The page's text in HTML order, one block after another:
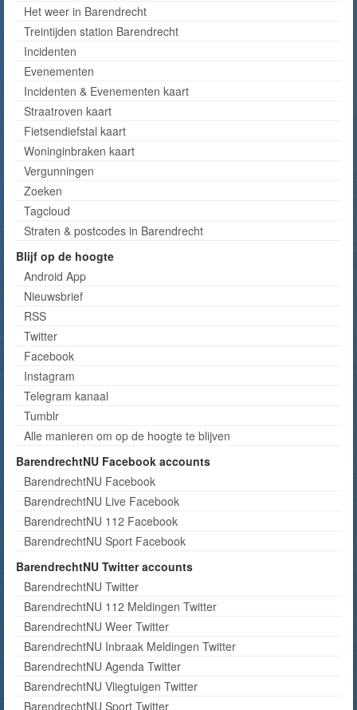
Het weer in Barendrecht
Treintijden station Barendrecht
Incidenten
Evenementen
Incidenten & Evenementen kaart
Straatroven kaart
Fietsendiefstal kaart
Woninginbraken kaart
Vergunningen
Zoeken
Tagcloud
Straten & postcodes in Barendrecht
Blijf op de hoogte
Android App
Nieuwsbrief
RSS
Twitter
Facebook
Instagram
Telegram kanaal
Tumblr
Alle manieren om op de hoogte te blijven
BarendrechtNU Facebook accounts
BarendrechtNU Facebook
BarendrechtNU Live Facebook
BarendrechtNU 112 Facebook
BarendrechtNU Sport Facebook
BarendrechtNU Twitter accounts
BarendrechtNU Twitter
BarendrechtNU 112 Meldingen Twitter
BarendrechtNU Weer Twitter
BarendrechtNU Inbraak Meldingen Twitter
BarendrechtNU Agenda Twitter
BarendrechtNU Vliegtuigen Twitter
BarendrechtNU Sport Twitter